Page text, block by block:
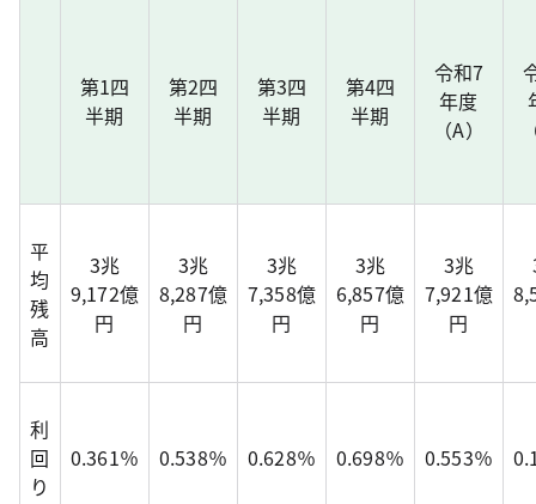
第1四
半期
第2四
半期
第3四
半期
第4四
半期
令和7
年度
（A）
平
均
残
高
3兆
9,172億
円
3兆
8,287億
円
3兆
7,358億
円
3兆
6,857億
円
3兆
7,921億
円
利
回
り
0.361％ 0.538％ 0.628％ 0.698％ 0.553％